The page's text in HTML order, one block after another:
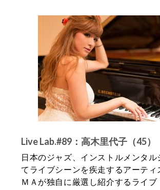
Live Lab.#89：高木里代子（45）
日本のジャズ、インストルメンタ
てライブシーンを疾走するアーティ
ＭＡが独自に厳選し紹介するライ